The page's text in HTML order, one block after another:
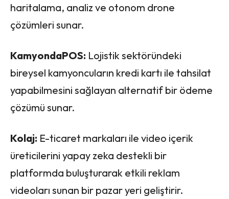
haritalama, analiz ve otonom drone
çözümleri sunar.
KamyondaPOS: Lojistik sektöründeki
bireysel kamyoncuların kredi kartı ile tahsilat
yapabilmesini sağlayan alternatif bir ödeme
çözümü sunar.
Kolaj: E-ticaret markaları ile video içerik
üreticilerini yapay zeka destekli bir
platformda buluşturarak etkili reklam
videoları sunan bir pazar yeri geliştirir.